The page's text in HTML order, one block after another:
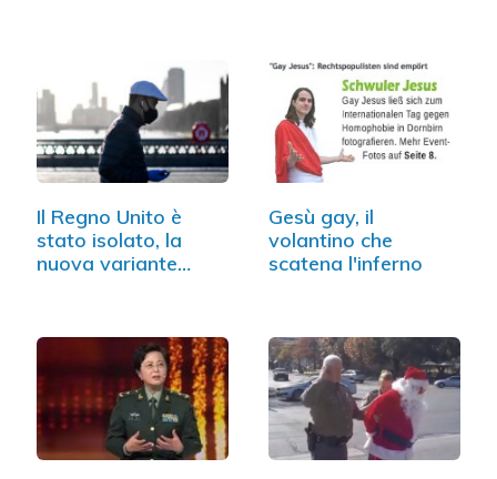
Il Regno Unito è
stato isolato, la
nuova variante…
Gesù gay, il
volantino che
scatena l'inferno